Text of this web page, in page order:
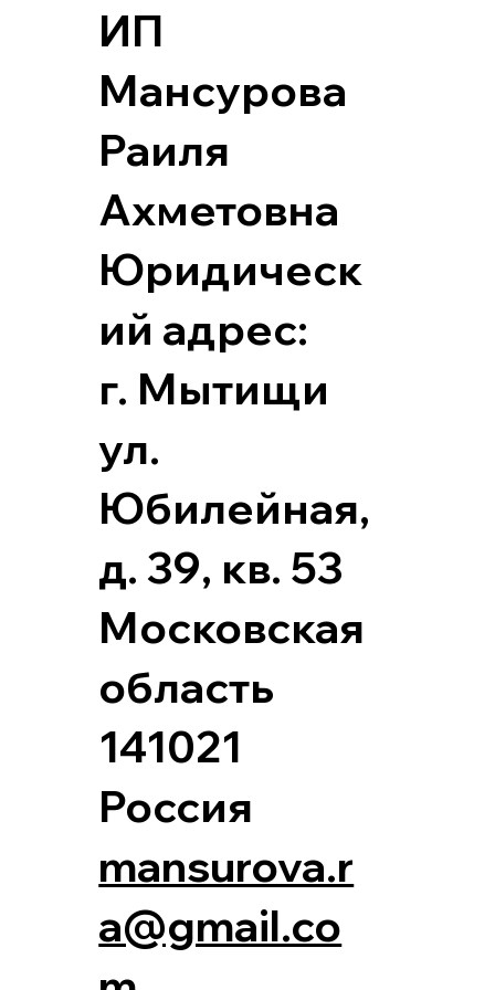
ИП
Мансурова
Раиля
Ахметовна
Юридическ
ий адрес:
г. Мытищи
ул.
Юбилейная,
д. 39, кв. 53
Московская
область
141021
Россия
mansurova.r
a@gmail.co